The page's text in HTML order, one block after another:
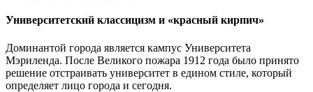
Университетский классицизм и «красный кирпич»
Доминантой города является кампус Университета
Мэриленда. После Великого пожара 1912 года было принято
решение отстраивать университет в едином стиле, который
определяет лицо города и сегодня.